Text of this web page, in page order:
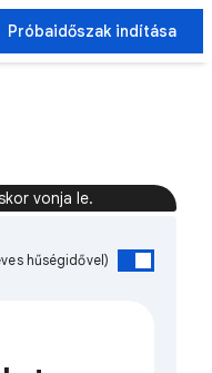
Próbaidőszak indítása
vonja le.
hűségidővel)